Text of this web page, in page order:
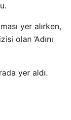
yer alırken,
olan ‘Adını
yer aldı.